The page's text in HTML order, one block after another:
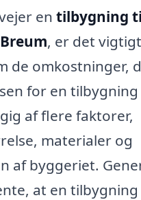
en tilbygning
, er det
de omkostninger,
for en tilbygning
af flere faktorer,
materialer og
af byggeriet.
at en